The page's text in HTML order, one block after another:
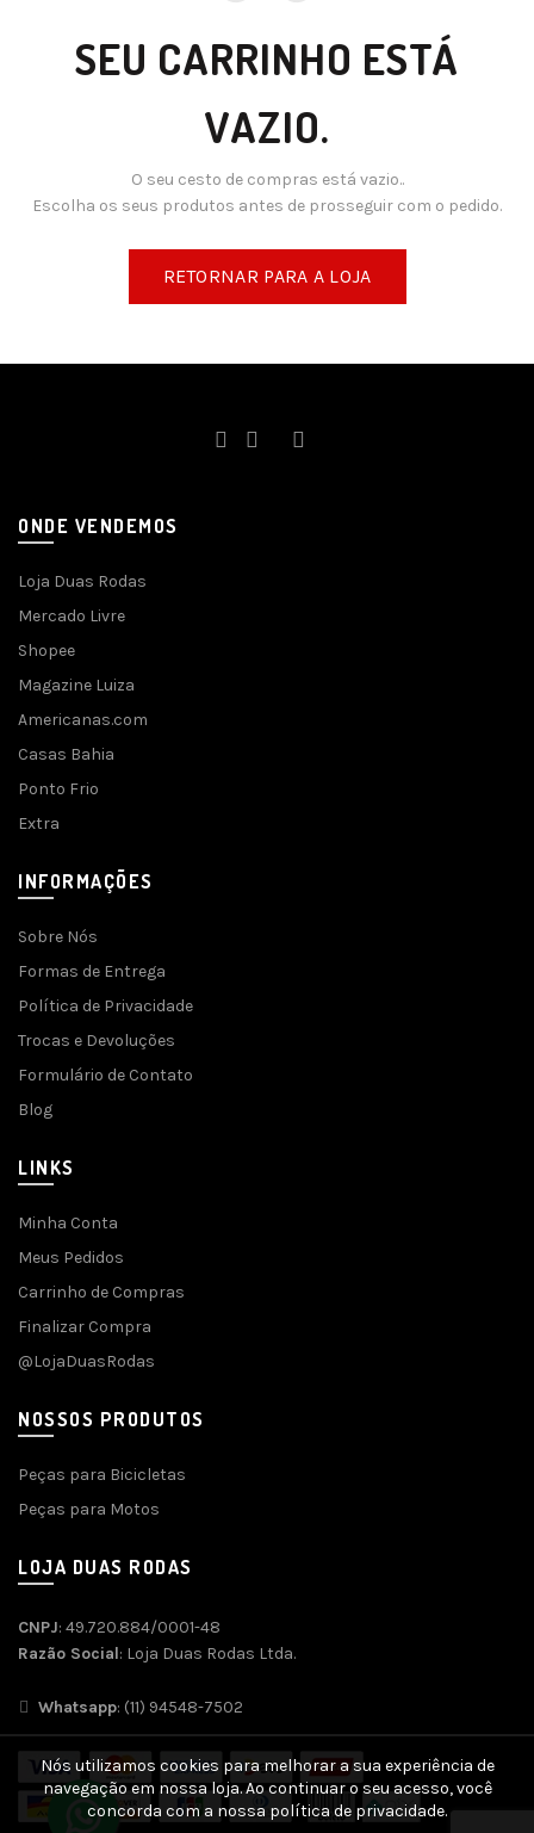
SEU CARRINHO ESTÁ
VAZIO.
O seu cesto de compras está vazio..
Escolha os seus produtos antes de prosseguir com o pedido.
RETORNAR PARA A LOJA
ONDE VENDEMOS
Loja Duas Rodas
Mercado Livre
Shopee
Magazine Luiza
Americanas.com
Casas Bahia
Ponto Frio
Extra
INFORMAÇÕES
Sobre Nós
Formas de Entrega
Política de Privacidade
Trocas e Devoluções
Formulário de Contato
Blog
LINKS
Minha Conta
Meus Pedidos
Carrinho de Compras
Finalizar Compra
@LojaDuasRodas
NOSSOS PRODUTOS
Peças para Bicicletas
Peças para Motos
LOJA DUAS RODAS
CNPJ: 49.720.884/0001-48
Razão Social: Loja Duas Rodas Ltda.
Whatsapp: (11) 94548-7502
Nós utilizamos cookies para melhorar a sua experiência de
navegação em nossa loja. Ao continuar o seu acesso, você
concorda com a nossa política de privacidade.